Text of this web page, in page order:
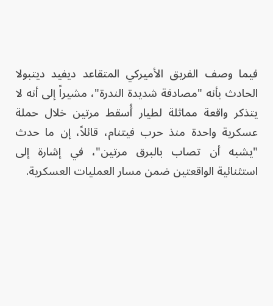
فيما وصف الفريق الأميركي المتقاعد ديفيد ديتبولا
الحادث بأنه "مصادفة شديدة الندرة"، مشيراً إلى أنه لا
يتذكر واقعة مماثلة لطيار أُسقط مرتين خلال حملة
عسكرية واحدة منذ حرب فيتنام، قائلاً، إن ما حدث
"يشبه أن تصاب بالبرق مرتين"، في إشارة إلى
استثنائية الواقعتين ضمن مسار العمليات العسكرية.